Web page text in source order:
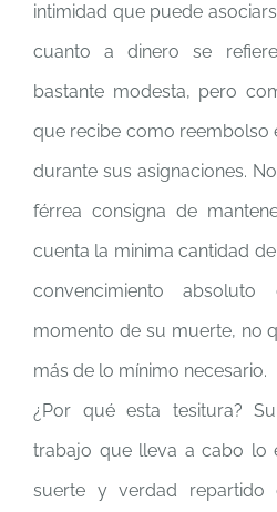
intimidad que puede
cuanto a dinero se
bastante modesta, pero
que recibe como reembolso
durante sus asignaciones.
férrea consigna de
cuenta la minima cantidad
convencimiento
momento de su muerte, no
más de lo mínimo necesario.
¿Por qué esta tesitura?
trabajo que lleva a cabo lo
suerte y verdad repartido